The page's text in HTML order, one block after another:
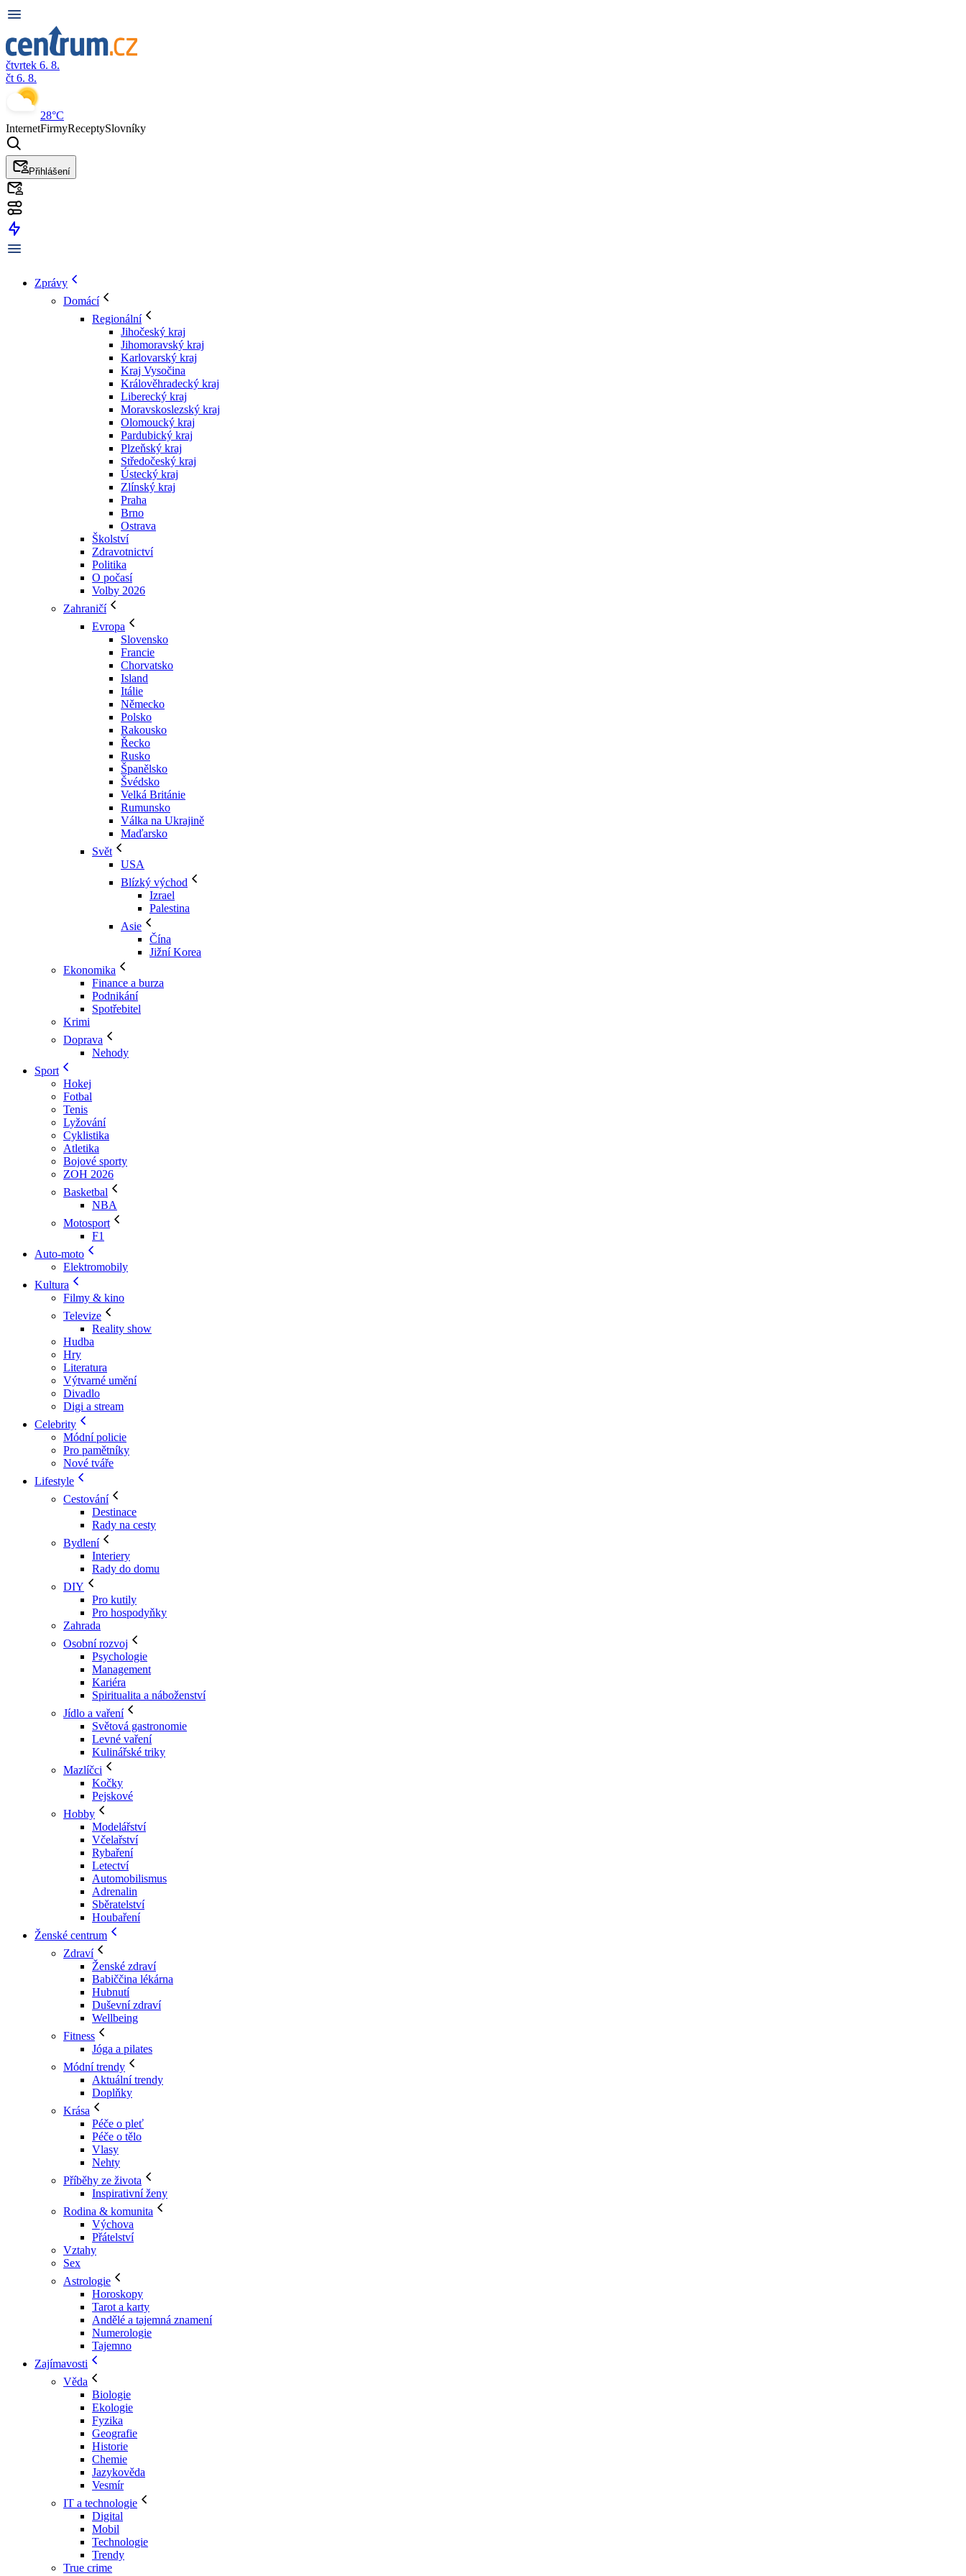
čtvrtek 6. 8.
čt 6. 8.
28°C
InternetFirmyReceptySlovníky
Přihlášení
Zprávy
Domácí
Regionální
Jihočeský kraj
Jihomoravský kraj
Karlovarský kraj
Kraj Vysočina
Králověhradecký kraj
Liberecký kraj
Moravskoslezský kraj
Olomoucký kraj
Pardubický kraj
Plzeňský kraj
Středočeský kraj
Ústecký kraj
Zlínský kraj
Praha
Brno
Ostrava
Školství
Zdravotnictví
Politika
O počasí
Volby 2026
Zahraničí
Evropa
Slovensko
Francie
Chorvatsko
Island
Itálie
Německo
Polsko
Rakousko
Řecko
Rusko
Španělsko
Švédsko
Velká Británie
Rumunsko
Válka na Ukrajině
Maďarsko
Svět
USA
Blízký východ
Izrael
Palestina
Asie
Čína
Jižní Korea
Ekonomika
Finance a burza
Podnikání
Spotřebitel
Krimi
Doprava
Nehody
Sport
Hokej
Fotbal
Tenis
Lyžování
Cyklistika
Atletika
Bojové sporty
ZOH 2026
Basketbal
NBA
Motosport
F1
Auto-moto
Elektromobily
Kultura
Filmy & kino
Televize
Reality show
Hudba
Hry
Literatura
Výtvarné umění
Divadlo
Digi a stream
Celebrity
Módní policie
Pro pamětníky
Nové tváře
Lifestyle
Cestování
Destinace
Rady na cesty
Bydlení
Interiery
Rady do domu
DIY
Pro kutily
Pro hospodyňky
Zahrada
Osobní rozvoj
Psychologie
Management
Kariéra
Spiritualita a náboženství
Jídlo a vaření
Světová gastronomie
Levné vaření
Kulinářské triky
Mazlíčci
Kočky
Pejskové
Hobby
Modelářství
Včelařství
Rybaření
Letectví
Automobilismus
Adrenalin
Sběratelství
Houbaření
Ženské centrum
Zdraví
Ženské zdraví
Babiččina lékárna
Hubnutí
Duševní zdraví
Wellbeing
Fitness
Jóga a pilates
Módní trendy
Aktuální trendy
Doplňky
Krása
Péče o pleť
Péče o tělo
Vlasy
Nehty
Příběhy ze života
Inspirativní ženy
Rodina & komunita
Výchova
Přátelství
Vztahy
Sex
Astrologie
Horoskopy
Tarot a karty
Andělé a tajemná znamení
Numerologie
Tajemno
Zajímavosti
Věda
Biologie
Ekologie
Fyzika
Geografie
Historie
Chemie
Jazykověda
Vesmír
IT a technologie
Digital
Mobil
Technologie
Trendy
True crime